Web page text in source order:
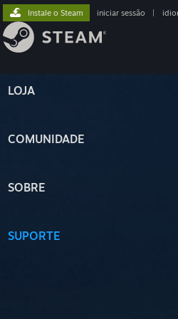
LOJA
COMUNIDADE
SOBRE
SUPORTE
Instale o Steam iniciar sessão